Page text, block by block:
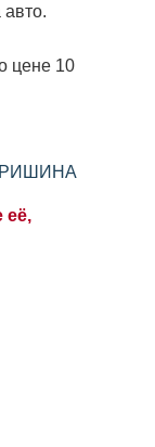
авто.
цене 10
её,